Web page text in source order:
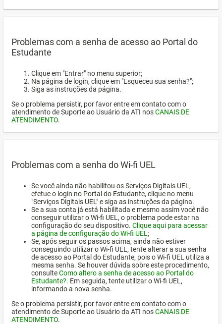
Problemas com a senha de acesso ao Portal do
Estudante
Clique em "Entrar" no menu superior;
Na página de login, clique em "Esqueceu sua senha?";
Siga as instruções da página.
Se o problema persistir, por favor entre em contato com o
atendimento de Suporte ao Usuário da ATI nosCANAIS DE
ATENDIMENTO.
Problemas com a senha do Wi-fi UEL
Se você ainda não habilitou os Serviços Digitais UEL,
efetue o login no Portal do Estudante, clique no menu
"Serviços Digitais UEL" e siga as instruções da página.
Se a sua conta já está habilitada e mesmo assim você não
conseguir utilizar o Wi-fi UEL, o problema pode estar na
configuração do seu dispositivo. Clique aqui para acessar
a página de configuração do Wi-fi UEL ;
Se, após seguir os passos acima, ainda não estiver
conseguindo utilizar o Wi-fi UEL, tente alterar a sua senha
de acesso ao Portal do Estudante, pois o Wi-fi UEL utiliza a
mesma senha. Se houver dúvida sobre este procedimento,
consulteComo altero a senha de acesso ao Portal do
Estudante?. Em seguida, tente utilizar o Wi-fi UEL,
informando a nova senha.
Se o problema persistir, por favor entre em contato com o
atendimento de Suporte ao Usuário da ATI nosCANAIS DE
ATENDIMENTO.